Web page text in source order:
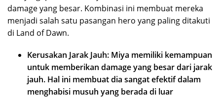
damage yang besar. Kombinasi ini membuat mereka
menjadi salah satu pasangan hero yang paling ditakuti
di Land of Dawn.
Kerusakan Jarak Jauh: Miya memiliki kemampuan
untuk memberikan damage yang besar dari jarak
jauh. Hal ini membuat dia sangat efektif dalam
menghabisi musuh yang berada di luar